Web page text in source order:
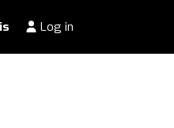
Log in